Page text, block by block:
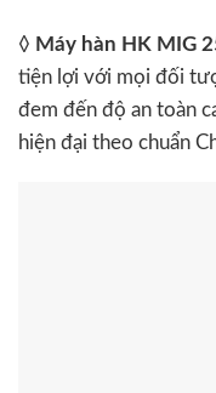
◊ Máy hàn HK MIG
tiện lợi với mọi đối
đem đến độ an toàn
hiện đại theo chuẩn